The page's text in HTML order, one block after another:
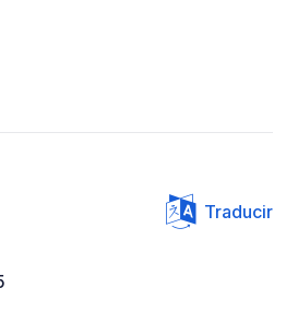
Traducir